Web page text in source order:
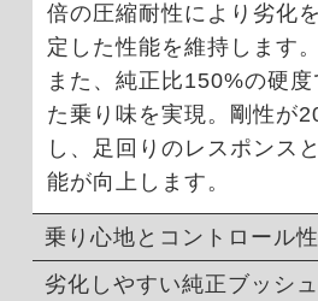
倍の圧縮耐性により劣化
定した性能を維持します。
また、純正比150%の硬
た乗り味を実現。剛性が
し、足回りのレスポンス
能が向上します。
乗り心地とコントロール
劣化しやすい純正ブッシ